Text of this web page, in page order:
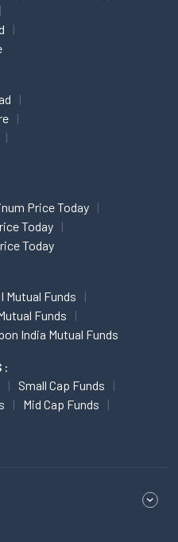
Price Today
Today
Today
Mutual Funds
Funds
India Mutual Funds
:
Small Cap Funds
Mid Cap Funds